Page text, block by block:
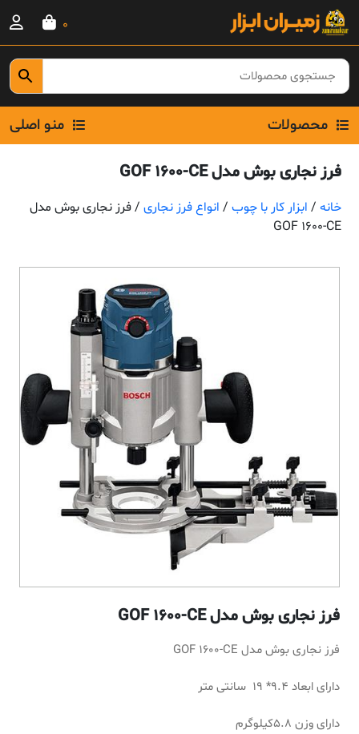
Skip
content
0
محصولات منو اصلی
فرز نجاری بوش مدل GOF 1600-CE
خانه / ابزار کار با چوب / انواع فرز نجاری / فرز نجاری بوش مدل
GOF 1600-CE
فرز نجاری بوش مدل GOF 1600-CE
فرز نجاری بوش مدل GOF 1600-CE
دارای ابعاد 9.4* 19 سانتی متر
دارای وزن 5.8کیلوگرم